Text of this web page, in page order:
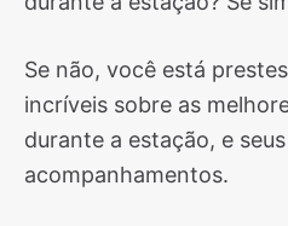
Se não, você está
incríveis sobre as
durante a estação, e
acompanhamentos.